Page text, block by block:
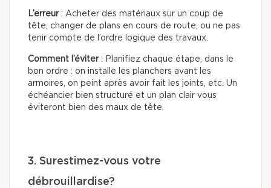
L’erreur: Acheter des matériaux sur un coup de
tête, changer de plans en cours de route, ou ne pas
tenir compte de l’ordre logique des travaux.
Comment l’éviter: Planifiez chaque étape, dans le
bon ordre : on installe les planchers avant les
armoires, on peint après avoir fait les joints, etc. Un
échéancier bien structuré et un plan clair vous
éviteront bien des maux de tête.
3. Surestimez-vous votre
débrouillardise?